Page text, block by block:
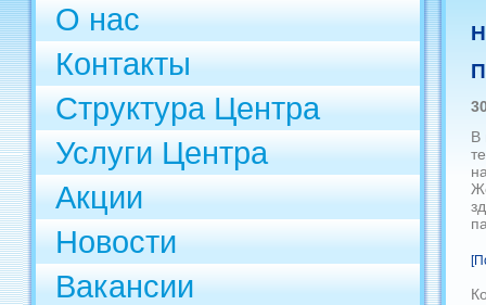
О нас
Контакты
Структура Центра
Услуги Центра
Акции
Новости
Вакансии
В